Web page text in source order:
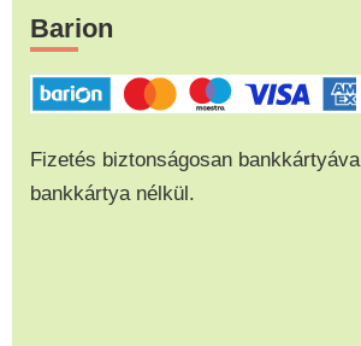
Barion
Fizetés biztonságosan
bankkártya nélkül.